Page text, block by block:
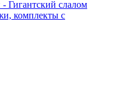
Гигантский слалом
комплекты с